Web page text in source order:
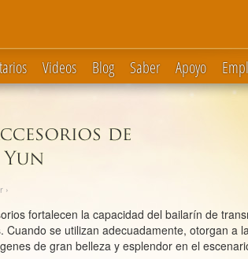
Videos Blog Saber Apoyo
›
fortalecen la capacidad del bailarín de
Cuando se utilizan adecuadamente, otorgan a
de gran belleza y esplendor en el